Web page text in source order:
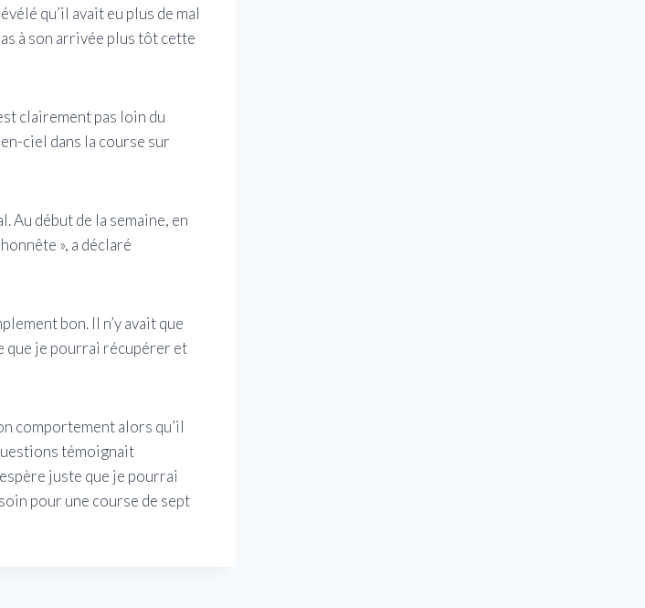
qu’il avait eu plus de mal
à son arrivée plus tôt cette
clairement pas loin du
ciel dans la course sur
Au début de la semaine, en
», a déclaré
bon. Il n’y avait que
que je pourrai récupérer et
comportement alors qu’il
témoignait
juste que je pourrai
pour une course de sept